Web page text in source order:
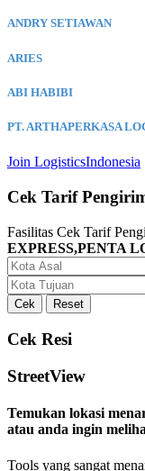
ANDRY SETIAWAN
ARIES
ABI HABIBI
PT. ARTHAPERKASA
Join LogisticsIndonesia
Cek Tarif
Fasilitas Cek Tarif
EXPRESS,PENTA
Cek Resi
StreetView
Temukan lokasi
atau anda ingin
Tools yang sangat